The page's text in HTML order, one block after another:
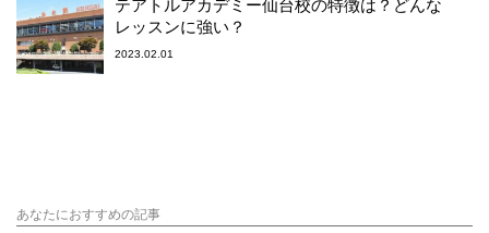
テアトルアカデミー仙台校の特徴は？どんな
レッスンに強い？
2023.02.01
あなたにおすすめの記事